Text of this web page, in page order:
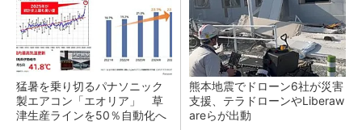
猛暑を乗り切るパナソニック
製エアコン「エオリア」 草
津生産ラインを50％自動化へ
熊本地震でドローン6社が災害
支援、テラドローンやLiberaw
areらが出動